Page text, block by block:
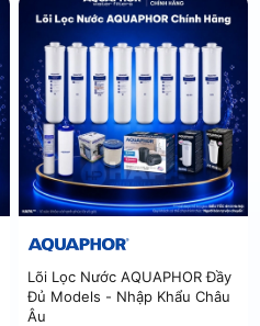
Lõi Lọc Nước AQUAPHOR Đầy
Đủ Models - Nhập Khẩu Châu
Âu